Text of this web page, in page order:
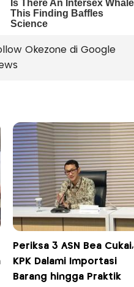
Okezone di Google
Periksa 3 ASN Bea Cukai,
KPK Dalami Importasi
Barang hingga Praktik